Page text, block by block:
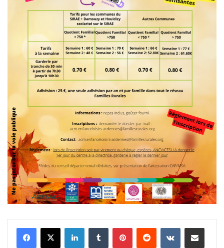
LinkedinTumblr PinterestReddit VKontaktePartager par email